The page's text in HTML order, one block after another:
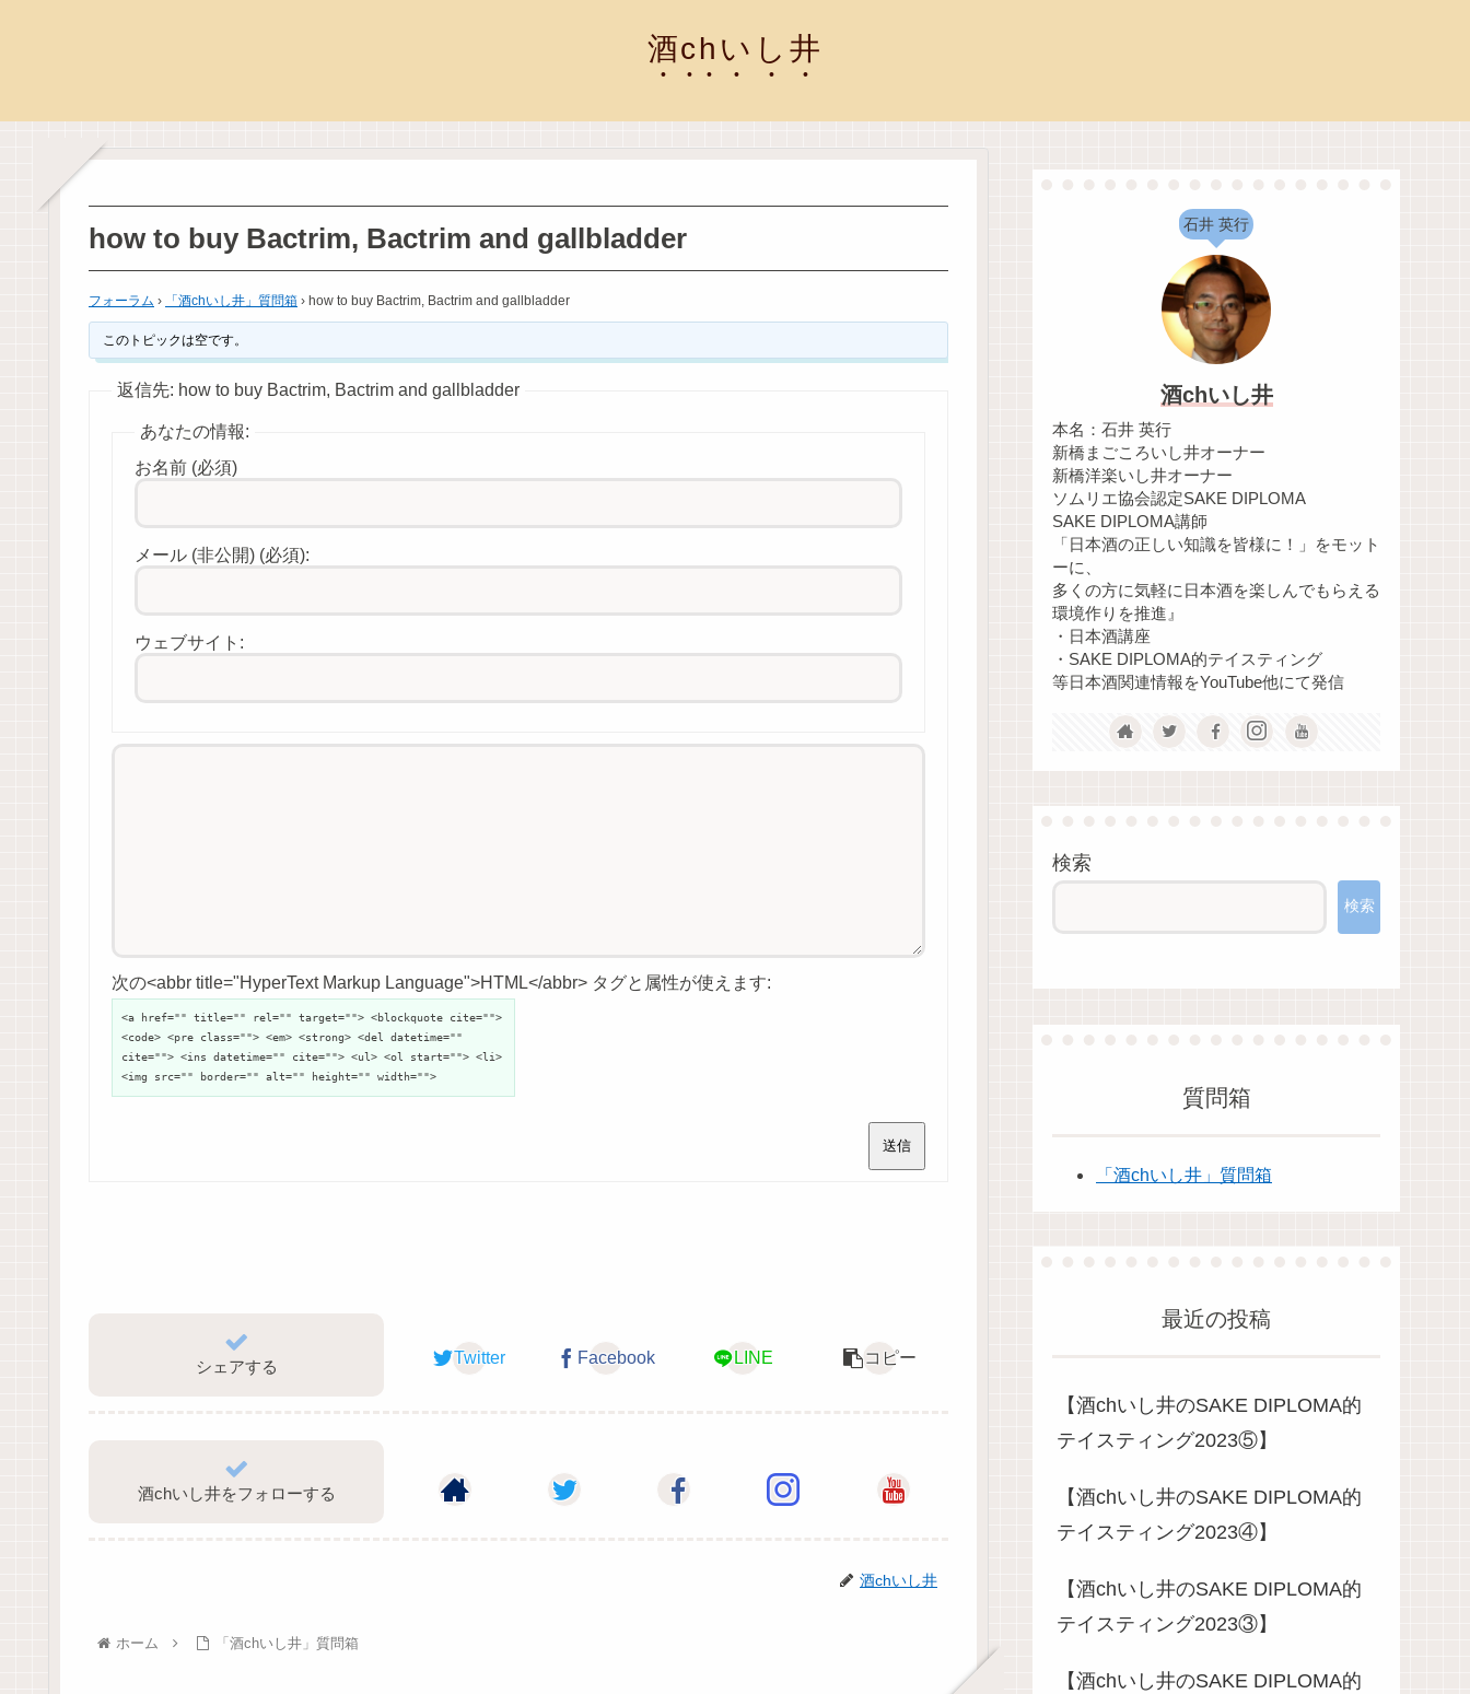
酒chいし井
how to buy Bactrim, Bactrim and gallbladder
フォーラム › 「酒chいし井」質問箱 › how to buy Bactrim, Bactrim and gallbladder
このトピックは空です。
返信先: how to buy Bactrim, Bactrim and gallbladder
あなたの情報:
お名前 (必須)
メール (非公開) (必須):
ウェブサイト:
次の<abbr title="HyperText Markup Language">HTML</abbr> タグと属性が使えます:
<a href="" title="" rel="" target=""> <blockquote cite="">
<code> <pre class=""> <em> <strong> <del datetime=""
cite=""> <ins datetime="" cite=""> <ul> <ol start=""> <li>
<img src="" border="" alt="" height="" width="">
送信
シェアする Twitter Facebook LINE コピー
酒chいし井をフォローする
酒chいし井
ホーム 「酒chいし井」質問箱
石井 英行
酒chいし井
本名：石井 英行
新橋まごころいし井オーナー
新橋洋楽いし井オーナー
ソムリエ協会認定SAKE DIPLOMA
SAKE DIPLOMA講師
「日本酒の正しい知識を皆様に！」をモット
ーに、
多くの方に気軽に日本酒を楽しんでもらえる
環境作りを推進』
・日本酒講座
・SAKE DIPLOMA的テイスティング
等日本酒関連情報をYouTube他にて発信
検索
検索
質問箱
「酒chいし井」質問箱
最近の投稿
【酒chいし井のSAKE DIPLOMA的
テイスティング2023⑤】
【酒chいし井のSAKE DIPLOMA的
テイスティング2023④】
【酒chいし井のSAKE DIPLOMA的
テイスティング2023③】
【酒chいし井のSAKE DIPLOMA的